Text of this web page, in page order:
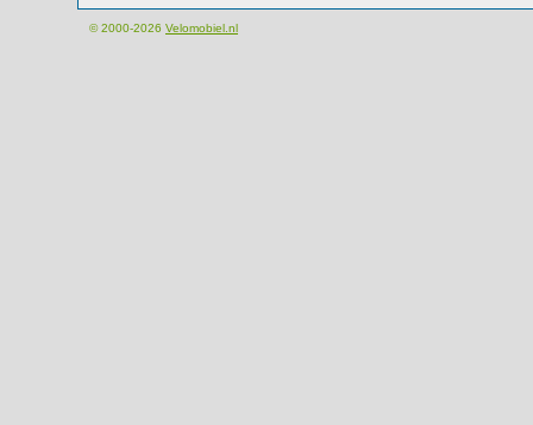
© 2000-2026 Velomobiel.nl